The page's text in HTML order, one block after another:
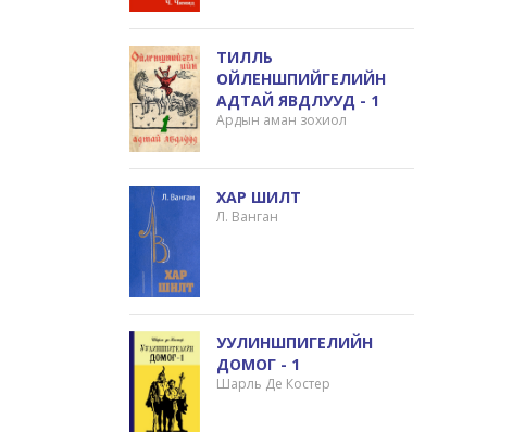
ТИЛЛЬ
ОЙЛЕНШПИЙГЕЛИЙН
АДТАЙ ЯВДЛУУД - 1
Ардын аман зохиол
ХАР ШИЛТ
Л. Ванган
УУЛИНШПИГЕЛИЙН
ДОМОГ - 1
Шарль Де Костер